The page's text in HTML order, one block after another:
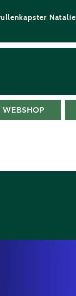
Natalie
WEBSHOP